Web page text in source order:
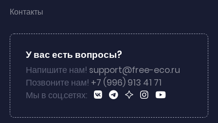
Контакты
У вас есть вопросы?
Напишите нам! support@free-eco.ru
Позвоните нам! +7 (996) 913 41 71
Мы в соц.сетях: